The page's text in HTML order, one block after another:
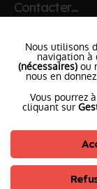
Contacter…
✆ 18№National
le SDISle
l'équipe
©2026
Protection de
Nous utilisons
navigation à
(nécessaires) ou
nous en
Vous pourrez
cliquant sur